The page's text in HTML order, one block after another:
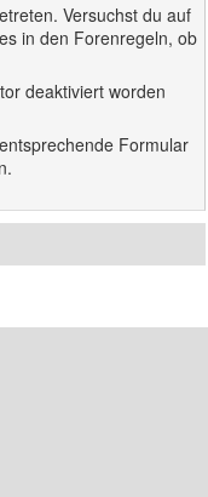
Versuchst du auf
in den Forenregeln, ob
deaktiviert worden
Formular